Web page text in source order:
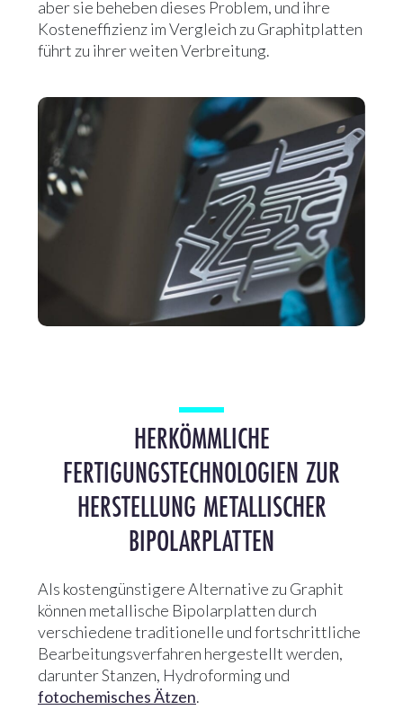
aber sie beheben dieses Problem, und ihre
Kosteneffizienz im Vergleich zu Graphitplatten
führt zu ihrer weiten Verbreitung.
HERKÖMMLICHE
FERTIGUNGSTECHNOLOGIEN ZUR
HERSTELLUNG METALLISCHER
BIPOLARPLATTEN
Als kostengünstigere Alternative zu Graphit
können metallische Bipolarplatten durch
verschiedene traditionelle und fortschrittliche
Bearbeitungsverfahren hergestellt werden,
darunter Stanzen, Hydroforming und
fotochemisches Ätzen.